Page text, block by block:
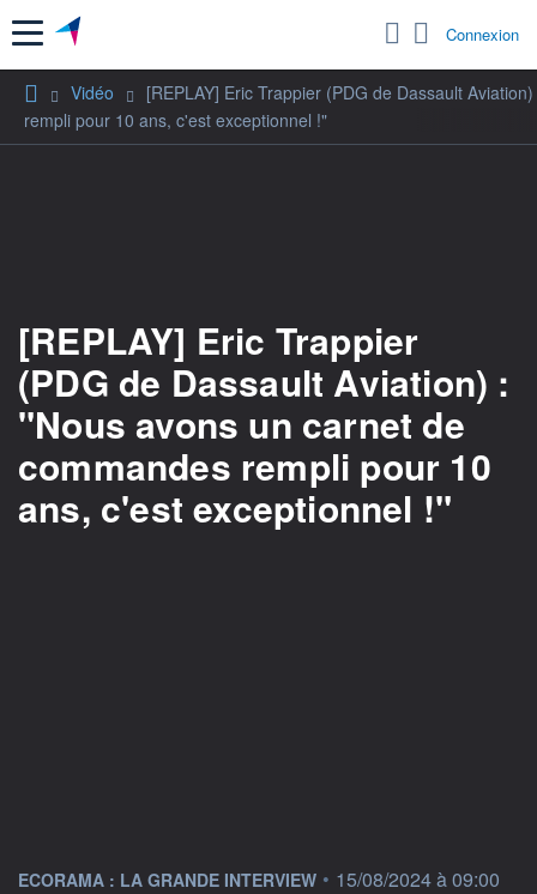
Menu Connexion
Vidéo
[REPLAY] Eric Trappier (PDG de Dassault
rempli pour 10 ans, c'est exceptionnel !"
[REPLAY] Eric Trappier
(PDG de Dassault Aviation) :
"Nous avons un carnet de
commandes rempli pour 10
ans, c'est exceptionnel !"
information fournie par
ECORAMA : LA GRANDE INTERVIEW • 15/08/2024 à 09:00